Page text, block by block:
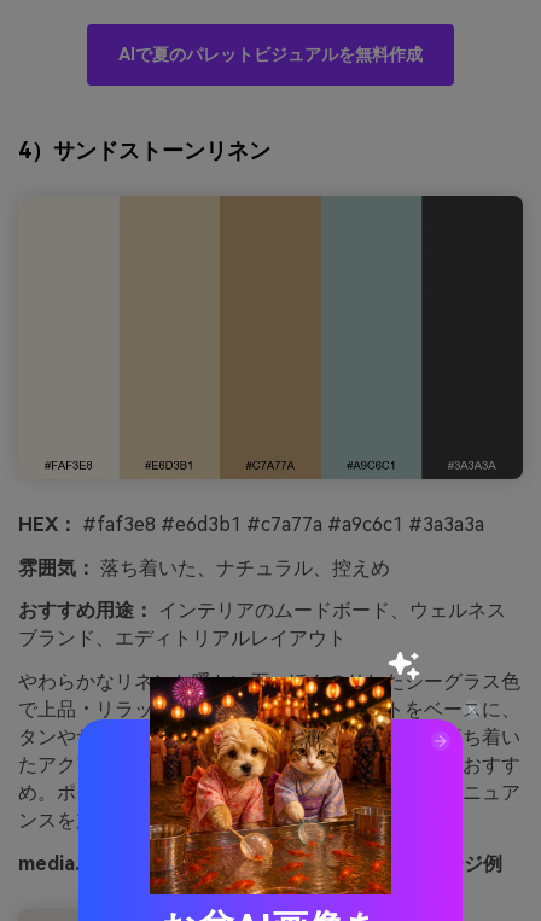
AIで夏のパレットビジュアルを無料作成
4）サンドストーンリネン
HEX： #faf3e8 #e6d3b1 #c7a77a #a9c6c1 #3a3a3a
雰囲気： 落ち着いた、ナチュラル、控えめ
おすすめ用途：
インテリアのムードボード、ウェルネス
ブランド、エディトリアルレイアウト
やわらかなリネンと暖かい石、ほんのりしたシーグラス色
で上品・リラックスな雰囲気。オフホワイトをベースに、
タンやサンドストーンでセクションやカードを。落ち着い
たアクアはリンクや区切り線、アイコンの塗りにもおすす
め。ポイント：ペーパーグレインやファブリックのニュア
ンスを加えると、自然な雰囲気が強調できます。
media.ioで生成したサンドストーンリネンのイメージ例